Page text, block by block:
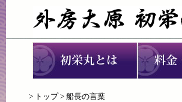
> トップ> 船長の言葉